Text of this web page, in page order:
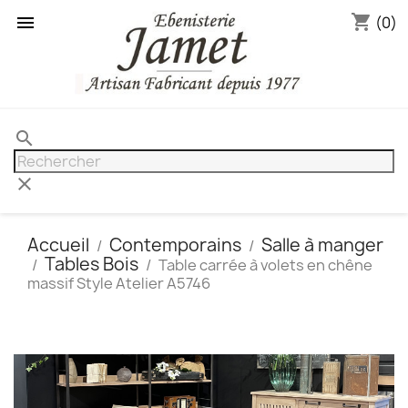
 shopping_cart (0)
search
clear
Accueil Contemporains
Salle à manger
Tables Bois
Table carrée à volets en chêne
massif Style Atelier A5746